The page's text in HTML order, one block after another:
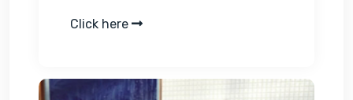
Click here